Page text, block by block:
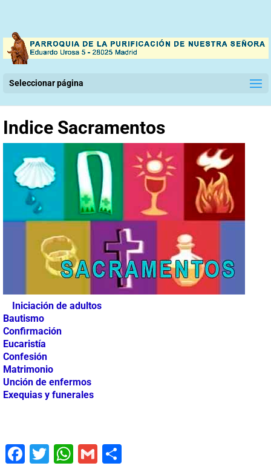
Seleccionar página
Indice Sacramentos
Iniciación de adultos
Bautismo
Confirmación
Eucaristía
Confesión
Matrimonio
Unción de enfermos
Exequias y funerales
Fac
Twit
Wha
Gm